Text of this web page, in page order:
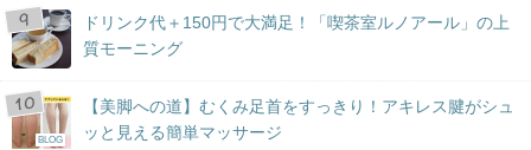
ドリンク代＋150円で大満足！「喫茶室ルノアール」の上
質モーニング
BLOG
【美脚への道】むくみ足首をすっきり！アキレス腱がシュ
ッと見える簡単マッサージ